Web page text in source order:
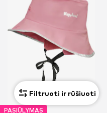
PASIŪLYMAS
Filtruoti ir rūšiuoti